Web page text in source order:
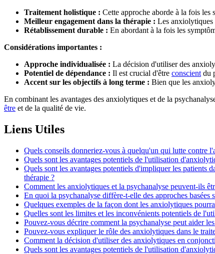
Traitement holistique : Cette approche aborde à la fois les
Meilleur engagement dans la thérapie : Les anxiolytiques
Rétablissement durable : En abordant à la fois les
Considérations importantes :
Approche individualisée : La décision d'utiliser des
Potentiel de dépendance : Il est crucial d'être conscient du
Accent sur les objectifs à long terme : Bien que les
En combinant les avantages des anxiolytiques et de la
être et de la qualité de vie.
Liens Utiles
Quels conseils donneriez-vous à quelqu'un qui lutte contre
Quels sont les avantages potentiels de l'utilisation
Quels sont les avantages potentiels d'impliquer les patients
thérapie ?
Comment les anxiolytiques et la psychanalyse peuvent-ils
En quoi la psychanalyse diffère-t-elle des approches basées
Quelques exemples de la façon dont les anxiolytiques
Quelles sont les limites et les inconvénients potentiels de
Pouvez-vous décrire comment la psychanalyse peut aider
Pouvez-vous expliquer le rôle des anxiolytiques dans le
Comment la décision d'utiliser des anxiolytiques en
Quels sont les avantages potentiels de l'utilisation